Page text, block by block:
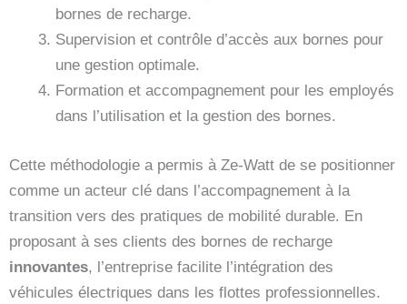
bornes de recharge.
Supervision et contrôle d’accès aux bornes pour
une gestion optimale.
Formation et accompagnement pour les employés
dans l’utilisation et la gestion des bornes.
Cette méthodologie a permis à Ze-Watt de se positionner
comme un acteur clé dans l’accompagnement à la
transition vers des pratiques de mobilité durable. En
proposant à ses clients des bornes de recharge
innovantes, l’entreprise facilite l’intégration des
véhicules électriques dans les flottes professionnelles.